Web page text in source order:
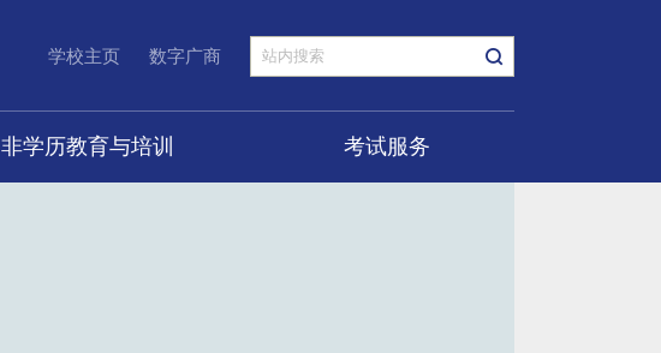
学校主页 数字广商
非学历教育与培训 考试服务